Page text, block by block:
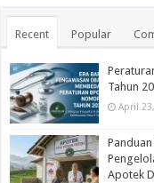
Recent Popular
Tahun
April
Apotek